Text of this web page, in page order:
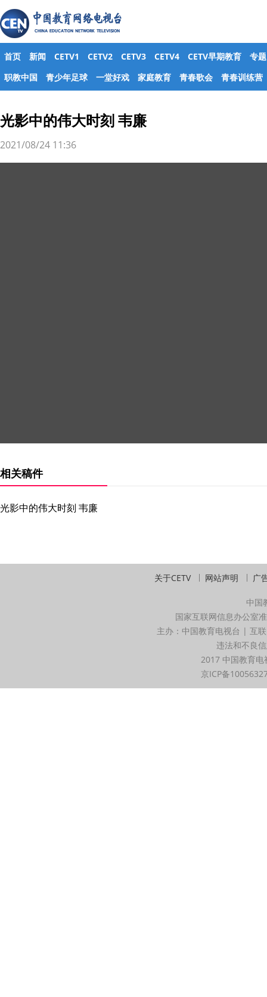
首页 新闻 CETV1 CETV2 CETV3 CETV4 CETV早期教育
专题
职教中国
青少年足球 一堂好戏 家庭教育 青春歌会 青春训练营
光影中的伟大时刻 韦廉
2021/08/24 11:36
相关稿件
光影中的伟大时刻 韦廉
关于CETV 网站声明 广
中国
国家互联网信息办公室
主办：中国教育电视台 | 互
违法和不良
2017 中国教育
京ICP备